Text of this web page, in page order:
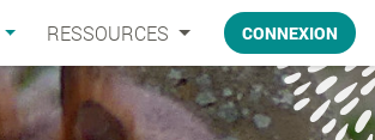
RESSOURCES CONNEXION